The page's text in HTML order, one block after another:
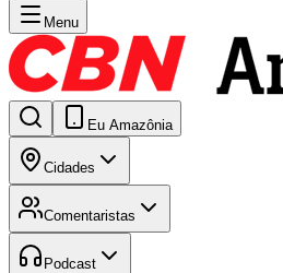
Menu
Eu Amazônia
Cidades
Comentaristas
Podcast